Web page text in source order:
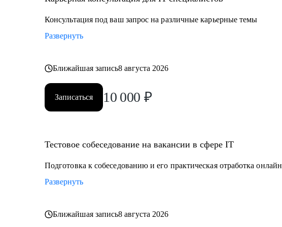
Консультация под ваш запрос на различные карьерные темы
Развернуть
Ближайшая запись8 августа 2026
Записаться 10 000 ₽
Тестовое собеседование на вакансии в сфере IT
Подготовка к собеседованию и его практическая отработка онлайн
Развернуть
Ближайшая запись8 августа 2026